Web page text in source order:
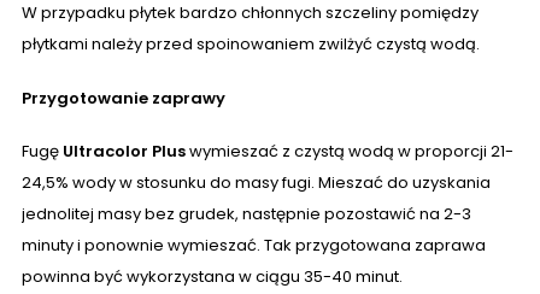
W przypadku płytek bardzo chłonnych szczeliny pomiędzy
płytkami należy przed spoinowaniem zwilżyć czystą wodą.
Przygotowanie zaprawy
Fugę Ultracolor Pluswymieszać z czystą wodą w proporcji 21-
24,5% wody w stosunku do masy fugi. Mieszać do uzyskania
jednolitej masy bez grudek, następnie pozostawić na 2-3
minuty i ponownie wymieszać. Tak przygotowana zaprawa
powinna być wykorzystana w ciągu 35-40 minut.